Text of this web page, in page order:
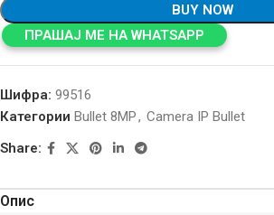
BUY NOW
ПРАШАЈ МЕ НА WHATSAPP
Шифра: 99516
Категории Bullet 8MP, Camera IP Bullet
Share:
Опис